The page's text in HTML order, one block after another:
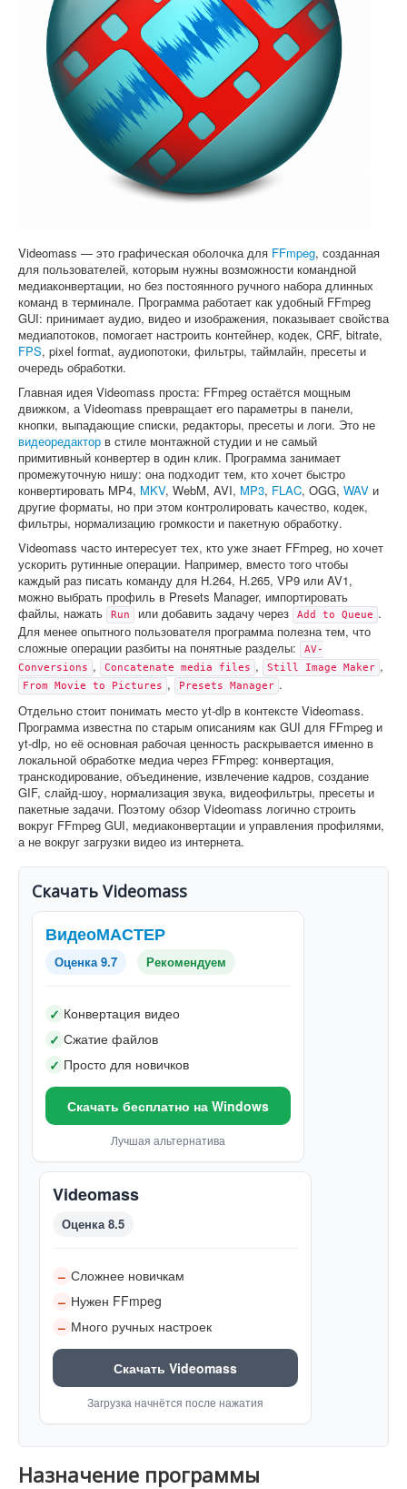
Софт
Videomass — это графическая оболочка для FFmpeg, созданная
для пользователей, которым нужны возможности командной
медиаконвертации, но без постоянного ручного набора длинных
команд в терминале. Программа работает как удобный FFmpeg
GUI: принимает аудио, видео и изображения, показывает свойства
медиапотоков, помогает настроить контейнер, кодек, CRF, bitrate,
FPS, pixel format, аудиопотоки, фильтры, таймлайн, пресеты и
очередь обработки.
Главная идея Videomass проста: FFmpeg остаётся мощным
движком, а Videomass превращает его параметры в панели,
кнопки, выпадающие списки, редакторы, пресеты и логи. Это не
видеоредактор в стиле монтажной студии и не самый
примитивный конвертер в один клик. Программа занимает
промежуточную нишу: она подходит тем, кто хочет быстро
конвертировать MP4, MKV, WebM, AVI, MP3, FLAC, OGG, WAV и
другие форматы, но при этом контролировать качество, кодек,
фильтры, нормализацию громкости и пакетную обработку.
Videomass часто интересует тех, кто уже знает FFmpeg, но хочет
ускорить рутинные операции. Например, вместо того чтобы
каждый раз писать команду для H.264, H.265, VP9 или AV1,
можно выбрать профиль в Presets Manager, импортировать
файлы, нажать
Run или добавить задачу через Add to Queue .
Для менее опытного пользователя программа полезна тем, что
сложные операции разбиты на понятные разделы:
AV-
Conversions , Concatenate media files , Still Image Maker ,
From Movie to Pictures , Presets Manager .
Отдельно стоит понимать место yt-dlp в контексте Videomass.
Программа известна по старым описаниям как GUI для FFmpeg и
yt-dlp, но её основная рабочая ценность раскрывается именно в
локальной обработке медиа через FFmpeg: конвертация,
транскодирование, объединение, извлечение кадров, создание
GIF, слайд-шоу, нормализация звука, видеофильтры, пресеты и
пакетные задачи. Поэтому обзор Videomass логично строить
вокруг FFmpeg GUI, медиаконвертации и управления профилями,
а не вокруг загрузки видео из интернета.
Скачать Videomass
ВидеоМАСТЕР
Оценка 9.7 Рекомендуем
✓ Конвертация видео
✓ Сжатие файлов
✓ Просто для новичков
Скачать бесплатно на Windows
Лучшая альтернатива
Videomass
Оценка 8.5
– Сложнее новичкам
– Нужен FFmpeg
– Много ручных настроек
Скачать Videomass
Загрузка начнётся после нажатия
Назначение программы